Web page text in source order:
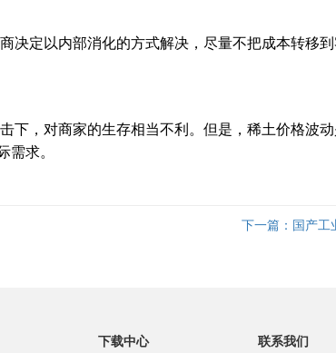
定以内部消化的方式解决，尽量不把成本转移到
，对商家的生存相当不利。但是，稀土价格波
需求。
下一篇： 国产工
下载中心 联系我们